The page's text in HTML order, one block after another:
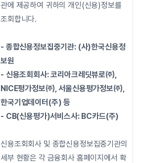
관에 제공하여 귀하의 개인(신용)정보를
조회합니다.
- 종합신용정보집중기관: (사)한국신용정
보원
- 신용조회회사: 코리아크레딧뷰로㈜,
NICE평가정보㈜, 서울신용평가정보㈜,
한국기업데이터(주) 등
- CB(신용평가)서비스사: BC카드(주)
신용조회회사 및 종합신용정보집중기관의
세부 현황은 각 금융회사 홈페이지에서 확